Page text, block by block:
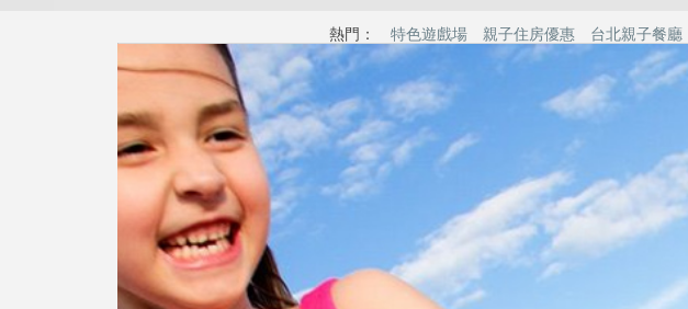
熱門： 特色遊戲場 親子住房優惠 台北親子餐廳